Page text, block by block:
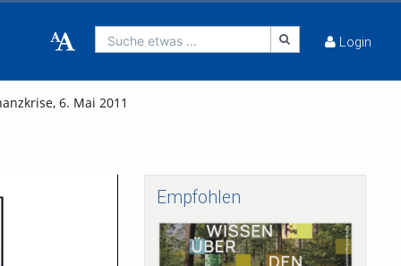
Suche etwas ... Login
6. Mai 2011
Empfohlen